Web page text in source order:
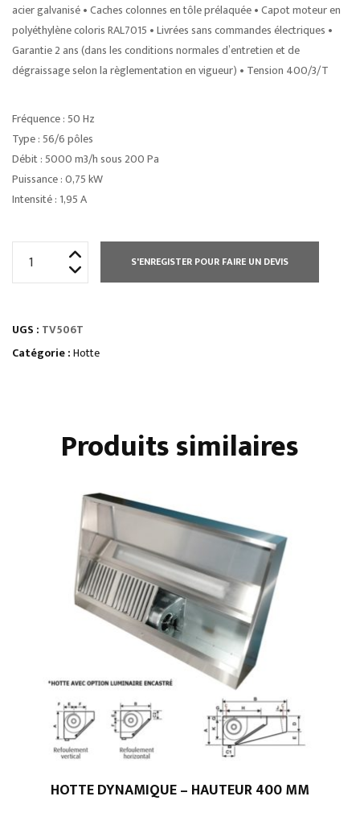
acier galvanisé • Caches colonnes en tôle prélaquée • Capot moteur en
polyéthylène coloris RAL7015 • Livrées sans commandes électriques •
Garantie 2 ans (dans les conditions normales d’entretien et de
dégraissage selon la règlementation en vigueur) • Tension 400/3/T
Fréquence : 50 Hz
Type : 56/6 pôles
Débit : 5000 m3/h sous 200 Pa
Puissance : 0,75 kW
Intensité : 1,95 A
-
1
S'ENREGISTER POUR FAIRE UN DEVIS
UGS : TV506T
Catégorie :Hotte
Produits similaires
HOTTE DYNAMIQUE – HAUTEUR 400 MM